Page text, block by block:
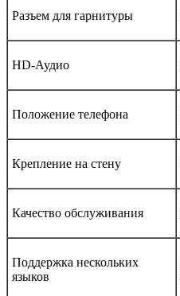
Разъем для гарнитуры
HD-Аудио
Положение телефона
Крепление на стену
Качество обслуживания
Поддержка нескольких
языков